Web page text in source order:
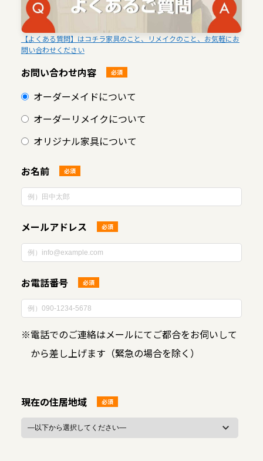
【よくある質問】はコチラ家具のこと、リメイクのこと、お気軽にお
問い合わせください
お問い合わせ内容 必須
オーダーメイドについて
オーダーリメイクについて
オリジナル家具について
お名前 必須
メールアドレス 必須
お電話番号 必須
※電話でのご連絡はメールにてご都合をお伺いして
から差し上げます（緊急の場合を除く）
現在の住居地域 必須